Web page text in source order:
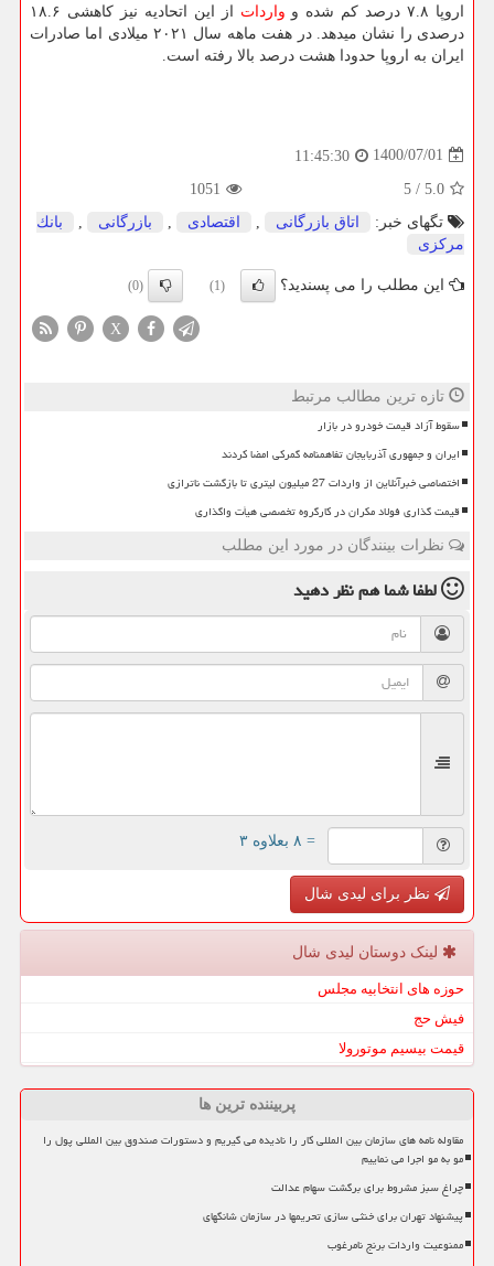
اروپا ۷.۸ درصد کم شده و
واردات
از این اتحادیه نیز کاهشی ۱۸.۶
درصدی را نشان میدهد. در هفت ماهه سال ۲۰۲۱ میلادی اما صادرات
ایران به اروپا حدودا هشت درصد بالا رفته است.
1400/07/01
11:45:30
5.0
/
5
1051
تگهای خبر:
اتاق بازرگانی اقتصادی بازرگانی
بانك
مركزی
این مطلب را می پسندید؟ (1)
(0)
X
تازه ترین مطالب مرتبط
سقوط آزاد قیمت خودرو در بازار
ایران و جمهوری آذربایجان تفاهمنامه گمرکی امضا کردند
اختصاصی خبرآنلاین از واردات 27 میلیون لیتری تا بازگشت ناترازی
قیمت گذاری فولاد مکران در کارگروه تخصصی هیأت واگذاری
نظرات بینندگان در مورد این مطلب
لطفا شما همنظر دهید
= ۸ بعلاوه ۳
نظر برای لیدی شال
لینک دوستان لیدی شال
حوزه های انتخابیه مجلس
فیش حج
قیمت بیسیم موتورولا
پربیننده ترین ها
مقاوله نامه های سازمان بین المللی کار را نادیده می گیریم و دستورات صندوق بین المللی پول را
مو به مو اجرا می نماییم
چراغ سبز مشروط برای برگشت سهام عدالت
پیشنهاد تهران برای خنثی سازی تحریمها در سازمان شانگهای
ممنوعیت واردات برنج نامرغوب